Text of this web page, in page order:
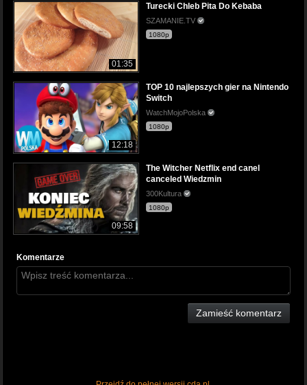
01:35
Turecki Chleb Pita Do Kebaba
SZAMANIE.TV
1080p
12:18
TOP 10 najlepszych gier na Nintendo
Switch
WatchMojoPolska
1080p
09:58
The Witcher Netflix end canel
canceled Wiedzmin
300Kultura
1080p
Komentarze
Zamieść komentarz